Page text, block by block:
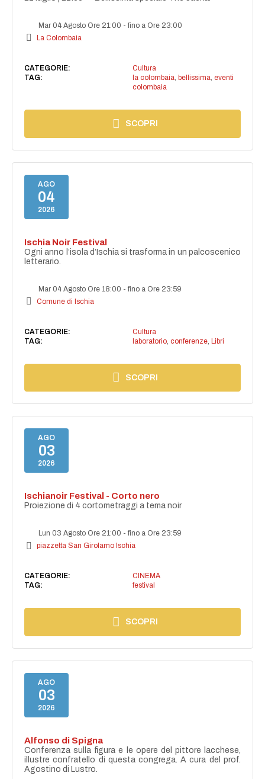
Mar 04 Agosto Ore 21:00 -fino a Ore 23:00
La Colombaia
CATEGORIE:
Cultura
TAG:
la colombaia bellissima eventi
colombaia
SCOPRI
AGO
04
2026
Ischia Noir Festival
Ogni anno l’isola d’Ischia si trasforma in un palcoscenico
letterario.
Mar 04 Agosto Ore 18:00 -fino a Ore 23:59
Comune di Ischia
CATEGORIE:
Cultura
TAG:
laboratorio, conferenze, Libri
SCOPRI
AGO
03
2026
Ischianoir Festival - Corto nero
Proiezione di 4 cortometraggi a tema noir
Lun 03 Agosto Ore 21:00 -fino a Ore 23:59
piazzetta San Girolamo Ischia
CATEGORIE:
CINEMA
TAG:
festival
SCOPRI
AGO
03
2026
Alfonso di Spigna
Conferenza sulla figura e le opere del pittore lacchese,
illustre confratello di questa congrega. A cura del prof.
Agostino di Lustro.